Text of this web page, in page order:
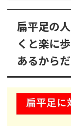
扁平足の
くと楽に
あるからだ